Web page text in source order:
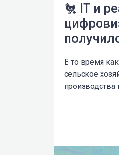
🐔 IT и
В то время
сельское
производства